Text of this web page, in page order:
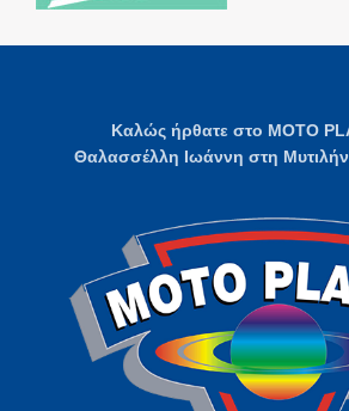
Καλώς ήρθατε στο MOTO
Θαλασσέλλη Ιωάννη στη